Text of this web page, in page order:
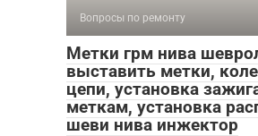
Вопросы по ремонту
Метки грм нива
выставить метки,
цепи, установка
меткам, установка
шеви нива инжектор